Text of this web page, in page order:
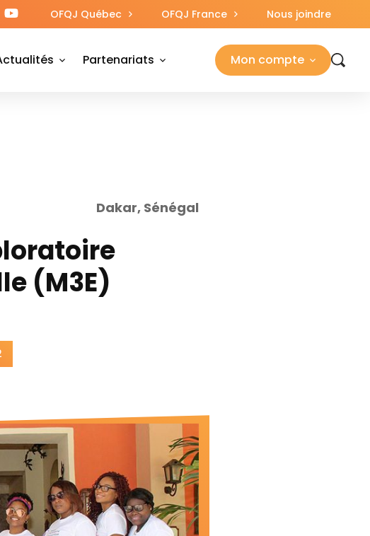
OFQJ Québec OFQJ France Nous joindre
Partenariats Mon compte
Dakar, Sénégal
(M3E)